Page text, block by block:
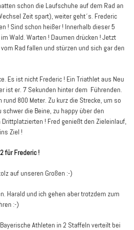
schon die Laufschuhe auf dem Rad an
Zeit spart), weiter geht´s. Frederic
! Sind schon heißer ! Innerhalb dieser 5
Wald. Warten ! Daumen drücken ! Jetzt
Rad fallen und stürzen und sich gar den
Es ist nicht Frederic ! Ein Triathlet aus Neu
ist er. 7 Sekunden hinter dem Führenden.
rund 800 Meter. Zu kurz die Strecke, um so
die Beine, zu happy über den
! Fred genießt den Zieleinlauf,
Ziel !
für Frederic !
auf unseren Großen :-)
Harald und ich gehen aber trotzdem zum
:-)
Athleten in 2 Staffeln verteilt bei